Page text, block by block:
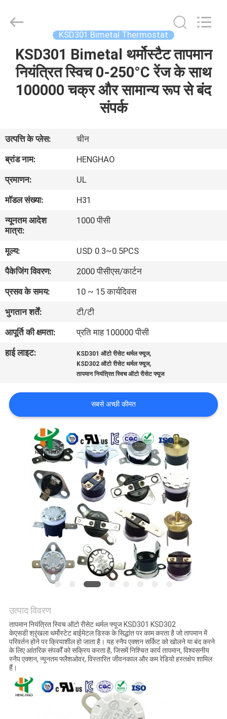
होम
उत्पाद
दिखाएँ
बारे
में
फैक्टरी
यात्रा
गुणवत्ता
नियंत्रण
हमसे
संपर्क
समाचार
मामलों
SITEMAP
PRIVACY
POLICY
Electric
Reserved.
KSD301 Bimetal Thermostat
KSD301 Bimetal थर्मोस्टैट तापमान
नियंत्रित स्विच 0-250°C रेंज के साथ
100000 चक्र और सामान्य रूप से बंद
संपर्क
उत्पत्ति के प्लेस:
चीन
ब्रांड नाम:
HENGHAO
प्रमाणन:
UL
मॉडल संख्या:
H31
न्यूनतम आदेश
मात्रा:
1000 पीसी
मूल्य:
USD 0.3~0.5PCS
पैकेजिंग विवरण:
2000 पीसीएस/कार्टन
प्रसव के समय:
10 ~ 15 कार्यदिवस
भुगतान शर्तें:
टी/टी
आपूर्ति की क्षमता:
प्रति माह 100000 पीसी
हाई लाइट:
KSD301 ऑटो रीसेट थर्मल फ्यूज,
KSD302 ऑटो रीसेट थर्मल फ्यूज,
तापमान नियंत्रित स्विच ऑटो रीसेट फ्यूज
सबसे अच्छी कीमत
उत्पाद विवरण
तापमान नियंत्रित स्विच ऑटो रीसेट थर्मल फ्यूज KSD301 KSD302
केएसडी श्रृंखला थर्मोस्टेट बाईमेटल डिस्क के सिद्धांत पर काम करता है जो तापमान में
परिवर्तन होने पर क्रियाशील हो जाता है। यह स्नैप एक्शन सर्किट को खोलने या बंद करने
के लिए आंतरिक संपर्कों को सक्रिय करता है, जिसमें निश्चित कार्य तापमान, विश्वसनीय
स्नैप एक्शन, न्यूनतम फ्लैशओवर, विस्तारित जीवनकाल और कम रेडियो हस्तक्षेप शामिल
हैं।